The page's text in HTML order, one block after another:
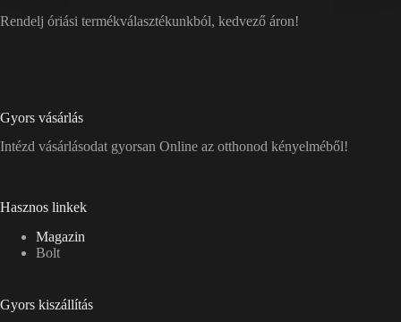
Rendelj óriási termékválasztékunkból, kedvező áron!
Gyors vásárlás
Intézd vásárlásodat gyorsan Online az otthonod kényelméből!
Hasznos linkek
Magazin
Bolt
Gyors kiszállítás